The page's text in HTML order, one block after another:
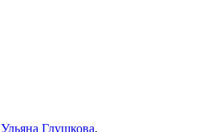
Ульяна Глушкова,